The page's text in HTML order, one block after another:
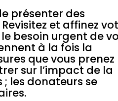
présenter des
et affinez
besoin urgent de
à la fois la
que vous prenez
sur l’impact de la
les donateurs se